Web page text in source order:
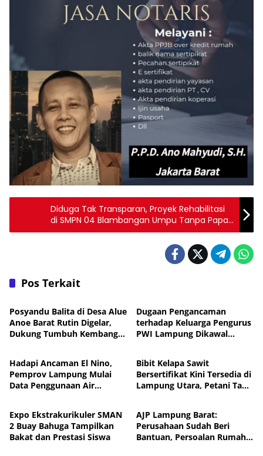
Diduga Tak Transparan, Proyek Rehabilitasi
di SMPN 04 Blambangan Umpu Tanpa Papan
Informasi
Pos Terkait
Daerah
Posyandu Balita di Desa Alue
Anoe Barat Rutin Digelar,
Dukung Tumbuh Kembang
Dugaan Pengancaman
terhadap Keluarga Pengurus
PWI Lampung Dikawal
Daerah
Hadapi Ancaman El Nino,
Pemprov Lampung Mulai
Data Penggunaan Air
Daerah
Bibit Kelapa Sawit
Bersertifikat Kini Tersedia di
Lampung Utara, Petani Tak
Daerah
Expo Ekstrakurikuler SMAN
2 Buay Bahuga Tampilkan
Bakat dan Prestasi Siswa
Daerah
AJP Lampung Barat:
Perusahaan Sudah Beri
Bantuan, Persoalan Rumah